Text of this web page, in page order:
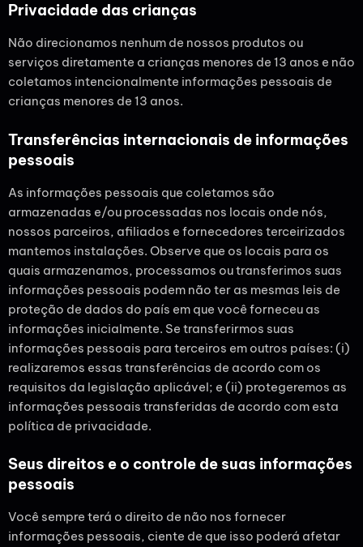
Privacidade das crianças
Não direcionamos nenhum de nossos produtos ou
serviços diretamente a crianças menores de 13 anos e não
coletamos intencionalmente informações pessoais de
crianças menores de 13 anos.
Transferências internacionais de informações
pessoais
As informações pessoais que coletamos são
armazenadas e/ou processadas nos locais onde nós,
nossos parceiros, afiliados e fornecedores terceirizados
mantemos instalações. Observe que os locais para os
quais armazenamos, processamos ou transferimos suas
informações pessoais podem não ter as mesmas leis de
proteção de dados do país em que você forneceu as
informações inicialmente. Se transferirmos suas
informações pessoais para terceiros em outros países: (i)
realizaremos essas transferências de acordo com os
requisitos da legislação aplicável; e (ii) protegeremos as
informações pessoais transferidas de acordo com esta
política de privacidade.
Seus direitos e o controle de suas informações
pessoais
Você sempre terá o direito de não nos fornecer
informações pessoais, ciente de que isso poderá afetar